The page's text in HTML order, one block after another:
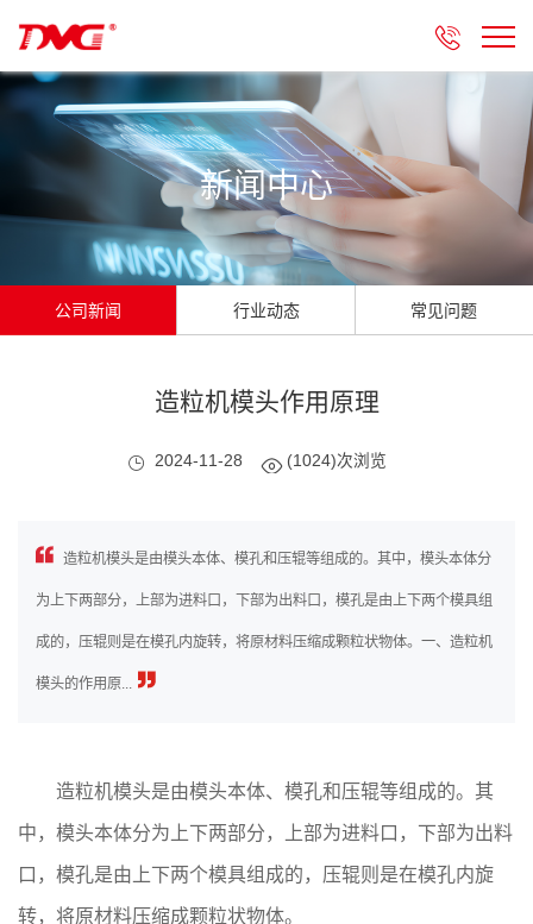

新闻中心
公司新闻 行业动态 常见问题
造粒机模头作用原理
2024-11-28 (1024)次浏览
造粒机模头是由模头本体、模孔和压辊等组成的。其中，模头本体分
为上下两部分，上部为进料口，下部为出料口，模孔是由上下两个模具组
成的，压辊则是在模孔内旋转，将原材料压缩成颗粒状物体。一、造粒机
模头的作用原...
造粒机模头是由模头本体、模孔和压辊等组成的。其
中，模头本体分为上下两部分，上部为进料口，下部为出料
口，模孔是由上下两个模具组成的，压辊则是在模孔内旋
转，将原材料压缩成颗粒状物体。